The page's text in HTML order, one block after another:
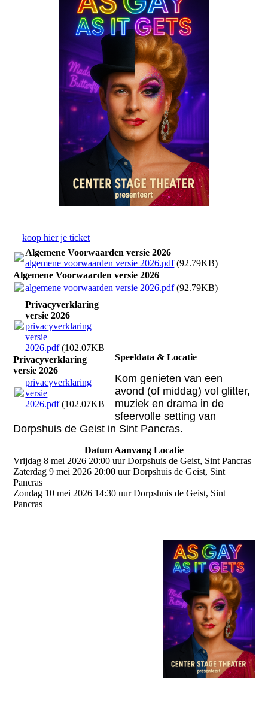
koop hier je ticket
Algemene Voorwaarden versie 2026
algemene voorwaarden versie 2026.pdf(92.79KB)
Algemene Voorwaarden versie 2026
algemene voorwaarden versie 2026.pdf(92.79KB)
Privacyverklaring
versie 2026
privacyverklaring
versie
2026.pdf(102.07KB)
Privacyverklaring
versie 2026
privacyverklaring
versie
2026.pdf(102.07KB)
Speeldata & Locatie
Kom genieten van een
avond (of middag) vol glitter,
muziek en drama in de
sfeervolle setting van
Dorpshuis de Geist in Sint Pancras.
Datum Aanvang Locatie
Vrijdag 8 mei 2026 20:00 uur Dorpshuis de Geist, Sint Pancras
Zaterdag 9 mei 2026 20:00 uur Dorpshuis de Geist, Sint
Pancras
Zondag 10 mei 2026 14:30 uur Dorpshuis de Geist, Sint
Pancras